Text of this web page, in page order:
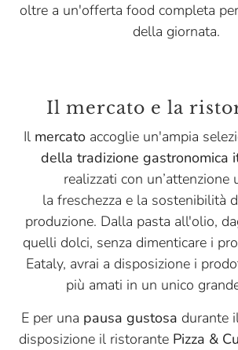
oltre a un'offerta food completa
della giornata.
Il mercato e la
Il mercatoaccoglie un'ampia
della tradizione gastronomica
realizzati con un’attenzione
la freschezza e la sostenibilità
produzione. Dalla pasta all'olio,
quelli dolci, senza dimenticare i
Eataly, avrai a disposizione i
più amati in un unico
E per una pausa gustosa durante
disposizione il ristorante Pizza &